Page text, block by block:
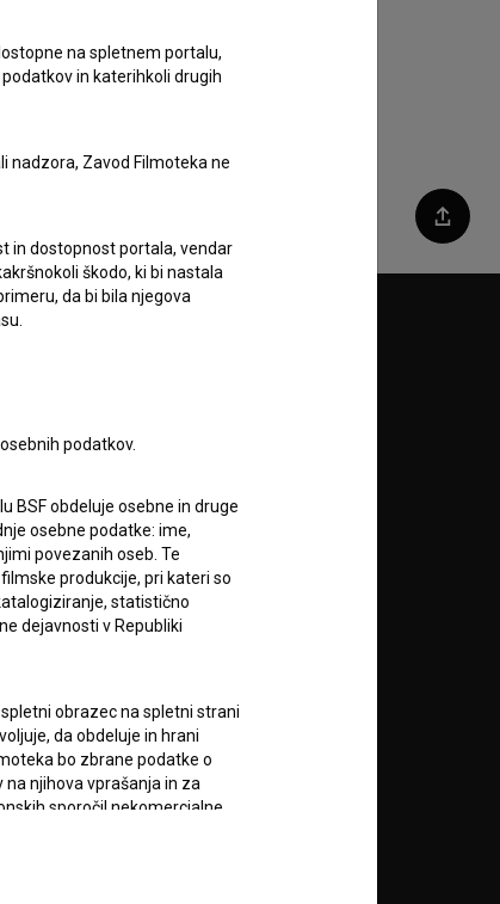
Deli
Podprite nas z donacijo na
TRR: SI56 6100 0001 5706
684,
ali s kreditno kartico:
na spletnem portalu,
in katerihkoli drugih
nadzora, Zavod Filmoteka ne
in dostopnost portala, vendar
škodo, ki bi nastala
da bi bila njegova
podatkov.
BSF obdeluje osebne in druge
osebne podatke: ime,
povezanih oseb. Te
produkcije, pri kateri so
statistično
dejavnosti v Republiki
obrazec na spletni strani
da obdeluje in hrani
bo zbrane podatke o
njihova vprašanja in za
sporočil nekomercialne